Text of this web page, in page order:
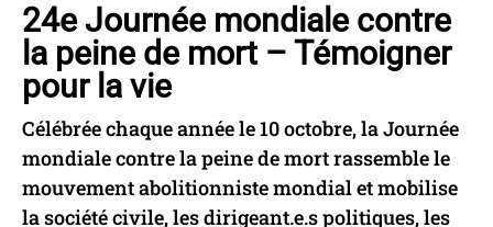
24e Journée mondiale contre
la peine de mort – Témoigner
pour la vie
Célébrée chaque année le 10 octobre, la Journée
mondiale contre la peine de mort rassemble le
mouvement abolitionniste mondial et mobilise
la société civile, les dirigeant.e.s politiques, les